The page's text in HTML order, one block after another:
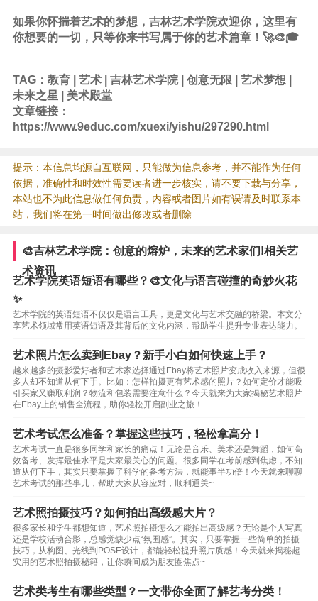
如果你怀揣着艺术的梦想，吉林艺术学院欢迎你，这里有
你想要的一切，只等你来书写属于你的艺术篇章！🚀🎨🎓
TAG： 教育| 艺术| 吉林艺术学院| 创意无限 艺术梦想
未来之星
美术殿堂
文章链接：
https://www.9educ.com/xuexi/yishu/297290.html
提示：本信息均源自互联网，只能做为信息参考，并不能作为任何
依据，准确性和时效性需要读者进一步核实，请不要下载与分享，
本站也不为此信息做任何负责，内容或者图片如有误请及时联系本
站，我们将在第一时间做出修改或者删除
🎨吉林艺术学院：创意的熔炉，未来的艺术家们!相关艺
术资讯
艺术学院英语短语有哪些？🎨文化与语言碰撞的奇妙火花
✨
艺术学院的英语短语不仅仅是语言工具，更是文化与艺术交融的桥梁。本文分
享艺术领域常用英语短语及其背后的文化内涵，帮助学生提升专业表达能力。
艺术照片怎么卖到Ebay？新手小白如何快速上手？
越来越多的摄影爱好者和艺术家选择通过Ebay将艺术照片变成收入来源，但很
多人却不知道从何下手。比如：怎样拍摄更有艺术感的照片？如何定价才能吸
引买家又赚取利润？物流和包装需要注意什么？今天就来为大家揭秘艺术照片
在Ebay上的销售全流程，助你轻松开启副业之旅！
艺术考试怎么准备？掌握这些技巧，轻松拿高分！
艺术考试一直是很多同学和家长的痛点！无论是音乐、美术还是舞蹈，如何高
效备考、发挥最佳水平是大家最关心的问题。很多同学在考前感到焦虑，不知
道从何下手，其实只要掌握了科学的备考方法，就能事半功倍！今天就来聊聊
艺术考试的那些事儿，帮助大家从容应对，顺利通关~
艺术照拍摄技巧？如何拍出高级感大片？
很多家长和学生都想知道，艺术照拍摄怎么才能拍出高级感？无论是个人写真
还是学校活动合影，总感觉缺少点“氛围感”。其实，只要掌握一些简单的拍摄
技巧，从构图、光线到POSE设计，都能轻松提升照片质感！今天就来揭秘超
实用的艺术照拍摄秘籍，让你瞬间成为朋友圈焦点~
艺术类考生有哪些类型？一文带你全面了解艺考分类！